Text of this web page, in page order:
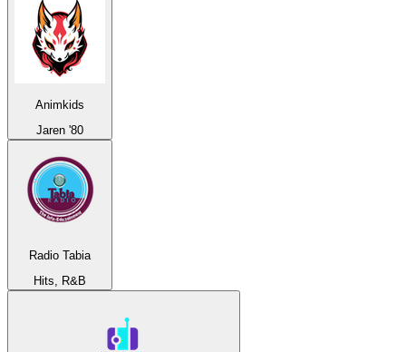
Animkids
Jaren '80
Radio Tabia
Hits, R&B